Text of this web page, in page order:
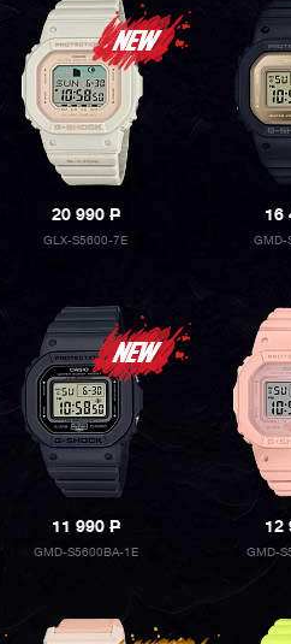
20 990 P
GLX-S5600-7E
16
GMD-
11 990 P
GMD-S5600BA-1E
12
GMD-